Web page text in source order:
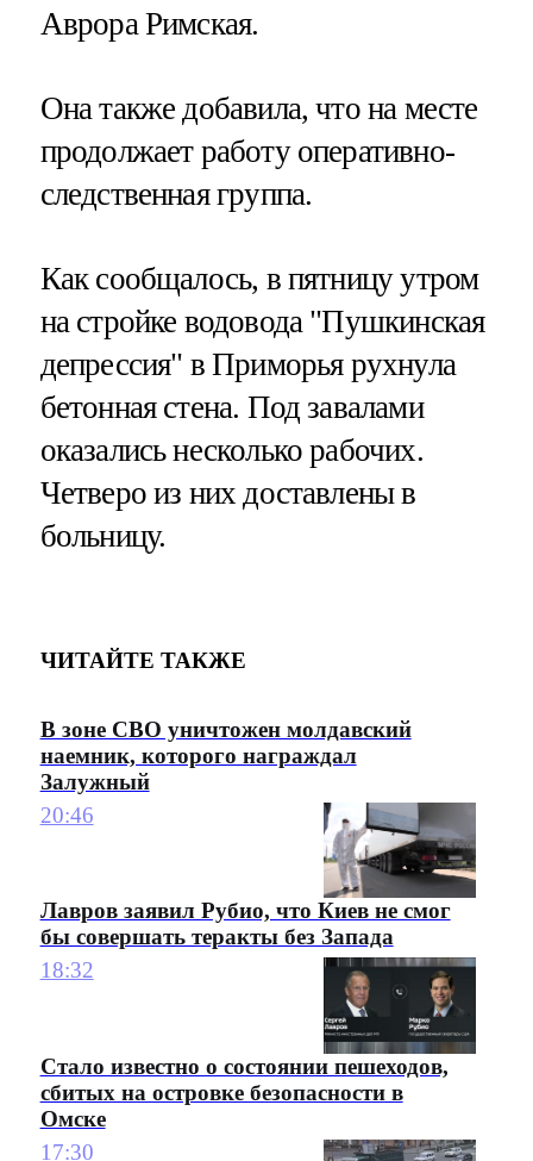
Аврора Римская.
Она также добавила, что на месте
продолжает работу оперативно-
следственная группа.
Как сообщалось, в пятницу утром
на стройке водовода "Пушкинская
депрессия" в Приморья рухнула
бетонная стена. Под завалами
оказались несколько рабочих.
Четверо из них доставлены в
больницу.
ЧИТАЙТЕ ТАКЖЕ
В зоне СВО уничтожен молдавский
наемник, которого награждал
Залужный
20:46
Лавров заявил Рубио, что Киев не смог
бы совершать теракты без Запада
18:32
Стало известно о состоянии пешеходов,
сбитых на островке безопасности в
Омске
17:30